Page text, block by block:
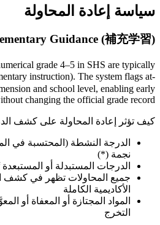
سياسة إعادة المحاولة
Guidance (補充学習)
grade 4–5 in SHS are typically
instruction). The system flags at-
and school level, enabling early
changing the official grade record.
كيف تؤثر إعادة المحاولة على كشف
الدرجة النشطة (المحتسبة في
نجمة (*)
الدرجات المستبدلة أو
جميع المحاولات تظهر في كشف
الأكاديمية الكاملة
المواد المجتازة أو المعفاة أو
التخرج